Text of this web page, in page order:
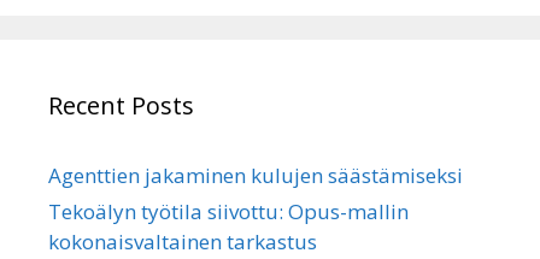
Recent Posts
Agenttien jakaminen kulujen säästämiseksi
Tekoälyn työtila siivottu: Opus-mallin
kokonaisvaltainen tarkastus